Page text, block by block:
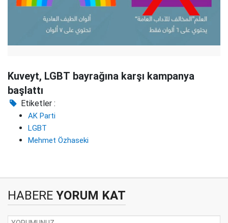
Kuveyt, LGBT bayrağına karşı kampanya
başlattı
Etiketler :
AK Parti
LGBT
Mehmet Özhaseki
HABERE YORUM KAT